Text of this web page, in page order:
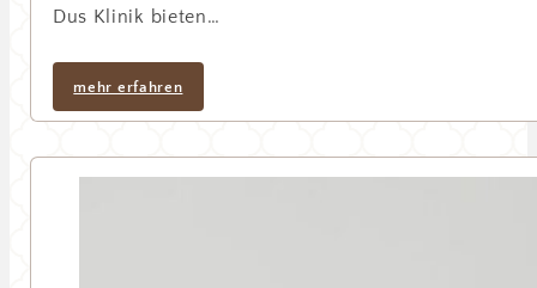
Dus Klinik bieten…
mehr erfahren